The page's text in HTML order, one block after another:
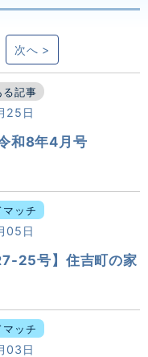
次へ >
る記事
25日
和8年4月号
マッチ
05日
25号】住吉町の家
マッチ
03日